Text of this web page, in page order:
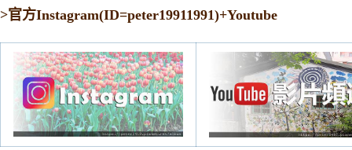
>官方Instagram(ID=peter19911991)+Youtube